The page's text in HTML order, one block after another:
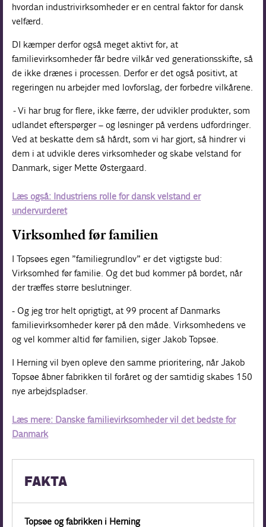
hvordan industrivirksomheder er en central faktor for dansk
velfærd.
DI kæmper derfor også meget aktivt for, at
familievirksomheder får bedre vilkår ved generationsskifte, så
de ikke drænes i processen. Derfor er det også positivt, at
regeringen nu arbejder med lovforslag, der forbedre vilkårene.
-Vi har brug for flere, ikke færre, der udvikler produkter, som
udlandet efterspørger – og løsninger på verdens udfordringer.
Ved at beskatte dem så hårdt, som vi har gjort, så hindrer vi
dem i at udvikle deres virksomheder og skabe velstand for
Danmark, siger Mette Østergaard.
Læs også: Industriens rolle for dansk velstand er
undervurderet
Virksomhed før familien
I Topsøes egen ”familiegrundlov” er det vigtigste bud:
Virksomhed før familie. Og det bud kommer på bordet, når
der træffes større beslutninger.
- Og jeg tror helt oprigtigt, at 99 procent af Danmarks
familievirksomheder kører på den måde. Virksomhedens ve
og vel kommer altid før familien, siger Jakob Topsøe.
I Herning vil byen opleve den samme prioritering, når Jakob
Topsøe åbner fabrikken til foråret og der samtidig skabes 150
nye arbejdspladser.
Læs mere: Danske familievirksomheder vil det bedste for
Danmark
FAKTA
Topsøe og fabrikken i Herning